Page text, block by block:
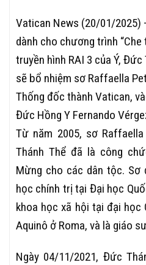
Vatican News (20/01/2025)
dành cho chương trình
truyền hình RAI 3 của Ý,
sẽ bổ nhiệm sơ Raffaella
Thống đốc thành Vatican,
Đức Hồng Y Fernando
Từ năm 2005, sơ
Thánh Thể đã là công
Mừng cho các dân tộc. Sơ
học chính trị tại Đại học
khoa học xã hội tại đại học
Aquinô ở Roma, và là giáo
Ngày 04/11/2021, Đức